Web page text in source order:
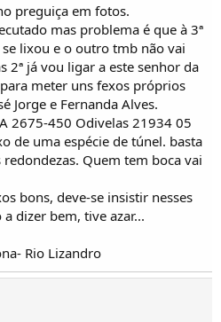
preguiça em fotos.
mas problema é que à 3ª
lixou e o outro tmb não vai
2ª já vou ligar a este senhor da
meter uns fexos próprios
Jorge e Fernanda Alves.
2675-450 Odivelas 21934 05
de uma espécie de túnel. basta
Quem tem boca vai
bons, deve-se insistir nesses
dizer bem, tive azar...
Rio Lizandro